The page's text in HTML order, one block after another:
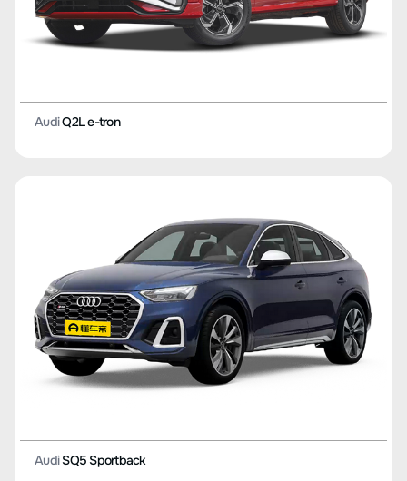
AudiQ2L e-tron
AudiSQ5 Sportback